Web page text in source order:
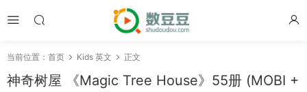
当前位置： 首页 Kids 英文 正文
神奇树屋 《Magic Tree House》55册 (MOBI +